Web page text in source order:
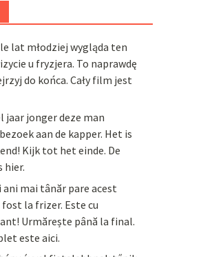
lat młodziej wygląda ten
u fryzjera. To naprawdę
do końca. Cały film jest
jaar jonger deze man
aan de kapper. Het is
Kijk tot het einde. De
hier.
mai tânăr pare acest
la frizer. Este cu
Urmărește până la final.
este aici.